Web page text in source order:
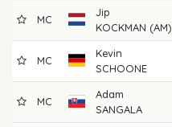
MC
Jip
KOCKMAN (AM)
MC
Kevin
SCHOONE
MC
Adam
SANGALA